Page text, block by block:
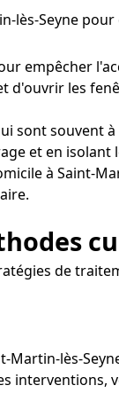
lès-Seyne
empêcher
d'ouvrir les
sont souvent
et en isolant
à Saint-
de
lès-
interventions,